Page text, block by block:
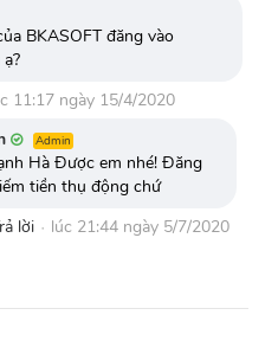
BKASOFT đăng vào
11:17 ngày 15/4/2020
Admin
Hà Được em nhé! Đăng
tiền thụ động chứ
lời ● lúc 21:44 ngày 5/7/2020